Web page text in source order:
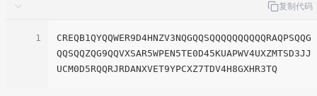
复制代码
1
CREQB1QYQQWER9D4HNZV3NQGQQSQQQQQQQQQQRAQPSQQG
QQSQQZQG9QQVXSAR5WPEN5TE0D45KUAPWV4UXZMTSD3JJ